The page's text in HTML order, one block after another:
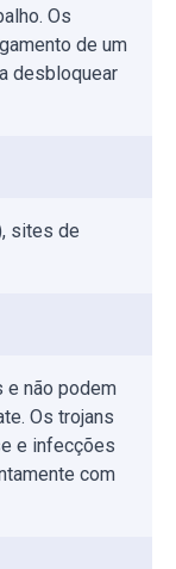
Os
de um
desbloquear
sites de
e não podem
Os trojans
e infecções
com